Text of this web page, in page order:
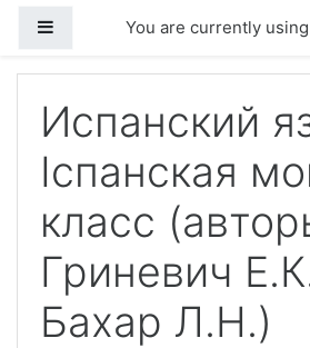
Side panelYou are currently
Испанский
Іспанская
класс
Гриневич
Бахар Л.Н.)